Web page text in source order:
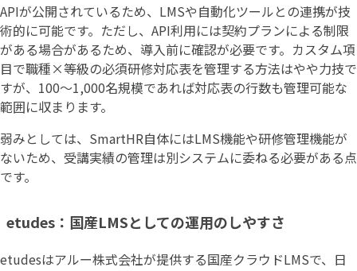
APIが公開されているため、LMSや自動化ツールとの連携が技
術的に可能です。ただし、API利用には契約プランによる制限
がある場合があるため、導入前に確認が必要です。カスタム項
目で職種×等級の必須研修対応表を管理する方法はやや力技で
すが、100〜1,000名規模であれば対応表の行数も管理可能な
範囲に収まります。
弱みとしては、SmartHR自体にはLMS機能や研修管理機能が
ないため、受講実績の管理は別システムに委ねる必要がある点
です。
etudes：国産LMSとしての運用のしやすさ
etudesはアルー株式会社が提供する国産クラウドLMSで、日